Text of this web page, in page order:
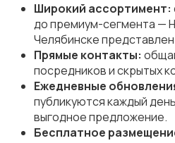
Прочие строения
Широкий ассортимент:
до премиум-сегмента —
Челябинске
Прямые контакты:
посредников и скрытых
Ежедневные
публикуются каждый
выгодное предложение.
Бесплатное